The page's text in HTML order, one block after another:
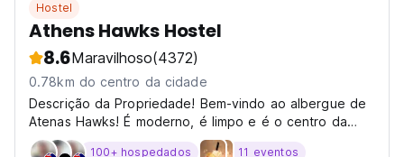
Hostel
Athens Hawks Hostel
8.6Maravilhoso(4372)
0.78km do centro da cidade
Descrição da Propriedade! Bem-vindo ao albergue de
Atenas Hawks! É moderno, é limpo e é o centro da
atividade de mochileiros, bem no coração de Atenas.
100+ hospedados 11 eventos